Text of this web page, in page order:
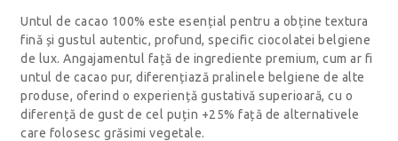
Untul de cacao 100% este esențial pentru a obține textura
fină și gustul autentic, profund, specific ciocolatei belgiene
de lux. Angajamentul față de ingrediente premium, cum ar fi
untul de cacao pur, diferențiază pralinele belgiene de alte
produse, oferind o experiență gustativă superioară, cu o
diferență de gust de cel puțin +25% față de alternativele
care folosesc grăsimi vegetale.